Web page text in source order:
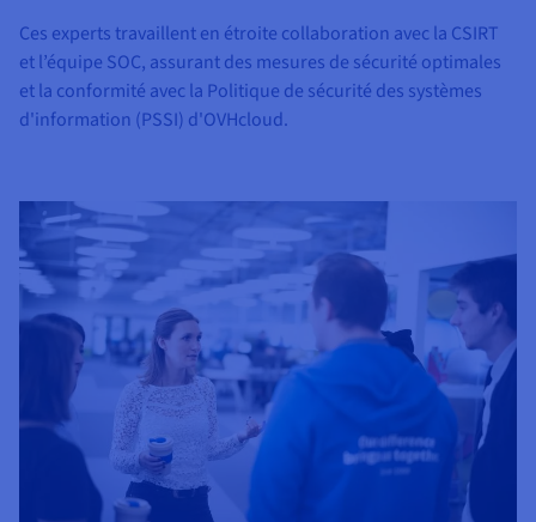
Ces experts travaillent en étroite collaboration avec la CSIRT
et l’équipe SOC, assurant des mesures de sécurité optimales
et la conformité avec la Politique de sécurité des systèmes
d'information (PSSI) d'OVHcloud.